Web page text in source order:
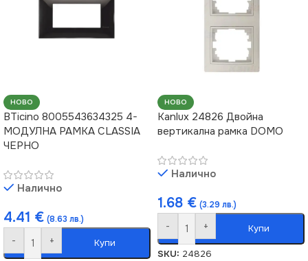
НОВО
BTicino 8005543634325 4-
МОДУЛНА РАМКА CLASSIA
ЧЕРНО
Налично
4.41 € (8.63 лв.)
- + Купи
НОВО
Kanlux 24826 Двойна
вертикална рамка DOMO
Налично
1.68 € (3.29 лв.)
- + Купи
SKU: 24826